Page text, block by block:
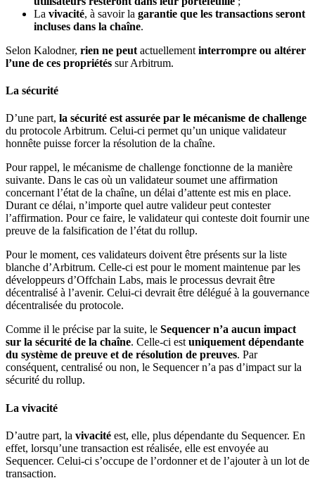
La vivacité, à savoir la garantie que les transactions seront
incluses dans la chaîne.
Selon Kalodner, rien ne peut actuellement interrompre ou altérer
l’une de ces propriétés sur Arbitrum.
La sécurité
D’une part, la sécurité est assurée par le mécanisme de challenge
du protocole Arbitrum. Celui-ci permet qu’un unique validateur
honnête puisse forcer la résolution de la chaîne.
Pour rappel, le mécanisme de challenge fonctionne de la manière
suivante. Dans le cas où un validateur soumet une affirmation
concernant l’état de la chaîne, un délai d’attente est mis en place.
Durant ce délai, n’importe quel autre valideur peut contester
l’affirmation. Pour ce faire, le validateur qui conteste doit fournir une
preuve de la falsification de l’état du rollup.
Pour le moment, ces validateurs doivent être présents sur la liste
blanche d’Arbitrum. Celle-ci est pour le moment maintenue par les
développeurs d’Offchain Labs, mais le processus devrait être
décentralisé à l’avenir. Celui-ci devrait être délégué à la gouvernance
décentralisée du protocole.
Comme il le précise par la suite, le Sequencer n’a aucun impact
sur la sécurité de la chaîne. Celle-ci est uniquement dépendante
du système de preuve et de résolution de preuves. Par
conséquent, centralisé ou non, le Sequencer n’a pas d’impact sur la
sécurité du rollup.
La vivacité
D’autre part, la vivacité est, elle, plus dépendante du Sequencer. En
effet, lorsqu’une transaction est réalisée, elle est envoyée au
Sequencer. Celui-ci s’occupe de l’ordonner et de l’ajouter à un lot de
transaction.